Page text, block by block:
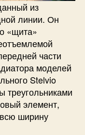
из
линии. Он
«щита»
части
моделей
Stelvio
треугольниками
элемент,
ширину